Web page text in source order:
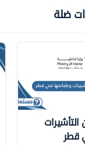
ضلة
قطر